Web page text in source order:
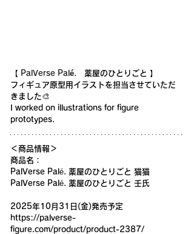
【 PalVerse Palé. 薬屋のひとりごと 】
フィギュア原型用イラストを担当させていただ
きました🎨
I worked on illustrations for figure
prototypes.
＜商品情報＞
商品名：
PalVerse Palé. 薬屋のひとりごと 猫猫
PalVerse Palé. 薬屋のひとりごと 壬氏
2025年10月31日(金)発売予定
https://palverse-
figure.com/product/product-2387/